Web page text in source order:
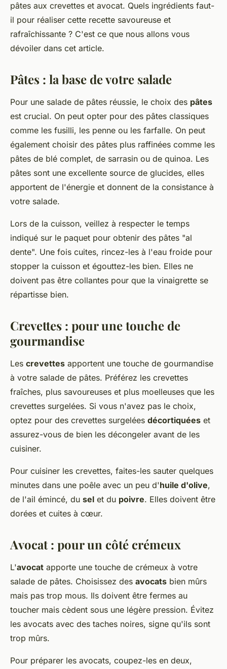
pâtes aux crevettes et avocat. Quels ingrédients faut-
il pour réaliser cette recette savoureuse et
rafraîchissante ? C'est ce que nous allons vous
dévoiler dans cet article.
Pâtes : la base de votre salade
Pour une salade de pâtes réussie, le choix des pâtes
est crucial. On peut opter pour des pâtes classiques
comme les fusilli, les penne ou les farfalle. On peut
également choisir des pâtes plus raffinées comme les
pâtes de blé complet, de sarrasin ou de quinoa. Les
pâtes sont une excellente source de glucides, elles
apportent de l'énergie et donnent de la consistance à
votre salade.
Lors de la cuisson, veillez à respecter le temps
indiqué sur le paquet pour obtenir des pâtes "al
dente". Une fois cuites, rincez-les à l'eau froide pour
stopper la cuisson et égouttez-les bien. Elles ne
doivent pas être collantes pour que la vinaigrette se
répartisse bien.
Crevettes : pour une touche de
gourmandise
Les crevettes apportent une touche de gourmandise
à votre salade de pâtes. Préférez les crevettes
fraîches, plus savoureuses et plus moelleuses que les
crevettes surgelées. Si vous n'avez pas le choix,
optez pour des crevettes surgelées décortiquées et
assurez-vous de bien les décongeler avant de les
cuisiner.
Pour cuisiner les crevettes, faites-les sauter quelques
minutes dans une poêle avec un peu d'huile d'olive,
de l'ail émincé, du sel et du poivre. Elles doivent être
dorées et cuites à cœur.
Avocat : pour un côté crémeux
L'avocat apporte une touche de crémeux à votre
salade de pâtes. Choisissez des avocats bien mûrs
mais pas trop mous. Ils doivent être fermes au
toucher mais cèdent sous une légère pression. Évitez
les avocats avec des taches noires, signe qu'ils sont
trop mûrs.
Pour préparer les avocats, coupez-les en deux,